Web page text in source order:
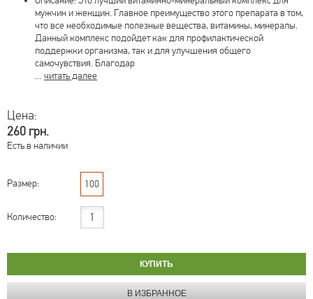
мужчин и женщин. Главное преимущество этого препарата в том,
что все необходимые полезные вещества, витамины, минералы.
Данный комплекс подойдет как для профилактической
поддержки организма, так и для улучшения общего
самочувствия. Благодар
… читать далее
Цена:
260 грн.
Есть в наличии
Размер: 100
Количество: